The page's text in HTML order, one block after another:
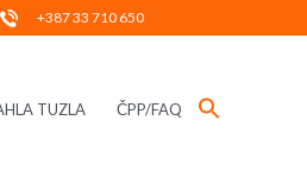
+387 33 710 650
TUZLA ČPP/FAQ